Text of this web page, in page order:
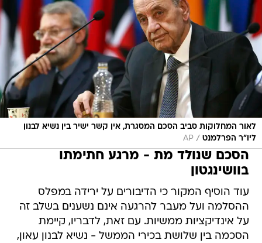
לאור המחלוקות סביב הסכם המסגרת, אין קשר ישיר בין נשיא לבנון
ליו"ר הפרלמנט /
AP
הסכם שנולד מת - מרגע חתימתו
בוושינגטון
עוד הוסיף המקור כי הדיבורים על ירידה במפלס
ההסלמה ועל מעבר להרגעה אינם נשענים בשלב זה
על אינדיקציות ממשיות. עם זאת, לדבריו, קיימת
הסכמה בין שלושת בכירי הממשל - נשיא לבנון עאון,